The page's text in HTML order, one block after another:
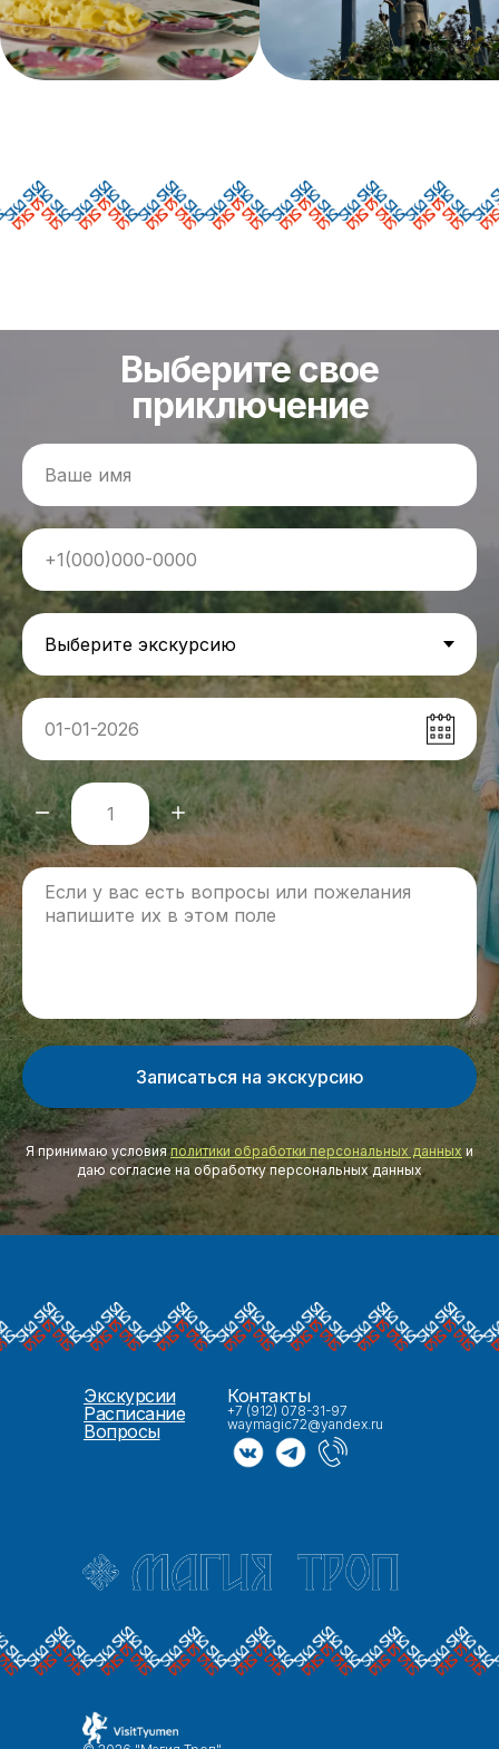
Выберите свое
приключение
Записаться на экскурсию
Я принимаю условия политики обработки персональных данных и
даю согласие на обработку персональных данных
Экскурсии
Расписание
Вопросы
Контакты
+7 (912) 078-31-97
waymagic72@yandex.ru